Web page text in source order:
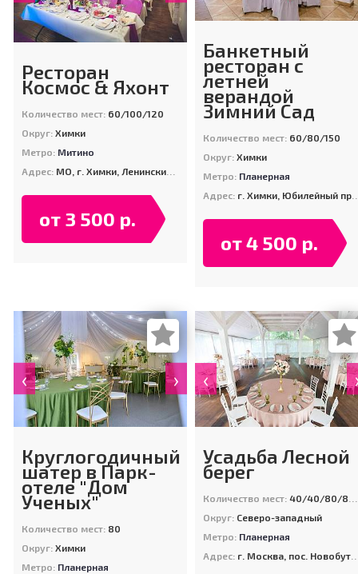
Ресторан
Космос & Яхонт
Количество мест: 60/100/120
Округ:Химки
Метро: Митино
Адрес: МО, г. Химки, Ленинский пр-т., д. 2Б (Парк им. Л.Н. Толстого)
от 3 500 р.
Банкетный
ресторан с
летней
верандой
Зимний Сад
Количество мест: 60/80/150
Округ: Химки
Метро: Планерная
Адрес: г. Химки, Юбилейный пр-т., д. 59Б
от 4 500 р.
‹ ›
Круглогодичный
шатер в Парк-
отеле "Дом
Ученых"
Количество мест: 80
Округ:Химки
Метро: Планерная
‹
Усадьба Лесной
берег
Количество мест: 40/40/80/80/120/130
Округ: Северо-западный
Метро: Планерная
Адрес: г. Москва, пос. Новобутаково, дом 44